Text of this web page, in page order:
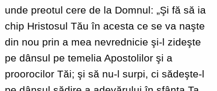
unde preotul cere de la Domnul: „Şi fă să ia
chip Hristosul Tău în acesta ce se va naşte
din nou prin a mea nevrednicie şi‑l zideşte
pe dânsul pe temelia Apostolilor şi a
proorocilor Tăi; şi să nu‑l surpi, ci sădeşte‑l